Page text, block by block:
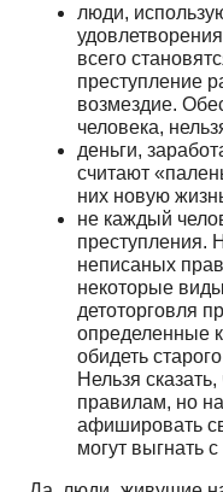
люди,
всего
преступление
возмездие.
человека,
деньги,
считают
них новую
не каждый
преступления.
неписаных
некоторые
детоторговля
определенные
обидеть
Нельзя
правилам, но
афишировать
могут выгнать с